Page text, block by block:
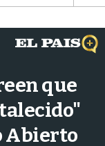
o
s
t
r
que
Abierto